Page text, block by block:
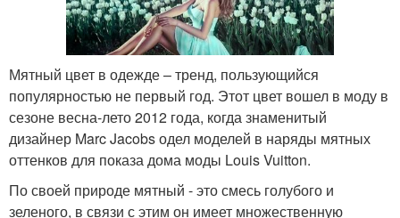
Мятный цвет в одежде – тренд, пользующийся
популярностью не первый год. Этот цвет вошел в моду в
сезоне весна-лето 2012 года, когда знаменитый
дизайнер Marc Jacobs одел моделей в наряды мятных
оттенков для показа дома моды Louis Vuitton.
По своей природе мятный - это смесь голубого и
зеленого, в связи с этим он имеет множественную